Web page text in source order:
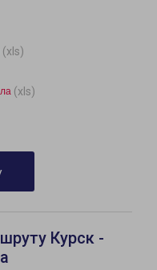
(xls)
(xls)
Курск -